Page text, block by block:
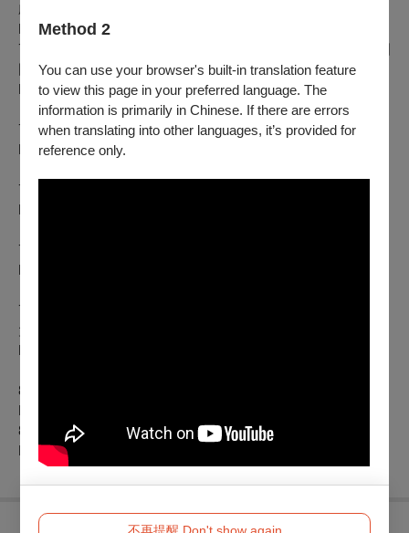
Method 2
You can use your browser's built-in translation feature
to view this page in your preferred language. The
information is primarily in Chinese. If there are errors
when translating into other languages, it’s provided for
reference only.
不再提醒 Don't show again
劇》
https://tpf.asia/en01PmEre
7/27(一)19:30 永真慈善音樂會—拉脫維亞Kamēr合唱團與德國
圖林根室內合唱團
https://tpf.asia/en01XQnAn
7/28(二)19:30 斯洛維尼亞 美格隆室內合唱團
https://tpf.asia/en01FI7Vz
7/29(三)19:30 匈牙利 Cantemus 兒童合唱團
https://tpf.asia/en01czYBf
7/30(四)19:30 西班牙 SUHAR男聲合唱團
https://tpf.asia/en01Ouaq2
7/31(五)19:30 王道銀行集團慈善音樂會–台北國際合唱大賽：
大獎賽
https://tpf.asia/en01IrAfe
8/01(六)19:30 貝多芬第九號交響曲《合唱》
https://tpf.asia/en01EA3ii
8/02(日)14:30 鈊象電子慈善音樂會 —莫札特《安魂曲》
https://tpf.asia/en01C7BBb